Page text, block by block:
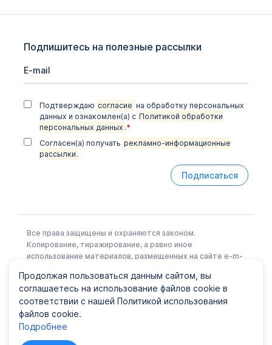
Zn, Mn, витамины B1, B5)
Комплексное исследование крови на
Cytomegalovirus, Epstein Barr Virus, Human
количественно
Комплексное исследование слюны на
Cytomegalovirus, Epstein Barr Virus, Human
Herpes Virus 6, ДНК [реал-тайм ПЦР],
количественно
Витамины и микроэлементы, влияющие на
состояние желудочно-кишечного тракта (K, Mg,
тяжёлых металлов и микроэлементов (40
показателей) в волосах/ногтях
регуляции функции поджелудочной железы и
углеводного обмена (Cr, K, Mn, Mg, Cu, Zn, Ni,
витамины A, B6)
Токсические микроэлементы (Cd, Hg, Pb) в
Подпишитесь на полезные рассылки
Подтверждаю согласие на обработку персональных
данных и ознакомлен(а) с Политикой обработки
персональных данных .*
Согласен(а) получать рекламно-информационные
рассылки .
Подписаться
Все права защищены и охраняются законом.
Копирование, тиражирование, а равно иное
использование материалов, размещенных на сайте e-m-
Правообладателя.
Политика конфиденциальности
© ООО EML, 2022 Лицензия № Л041-01148-78/00337441
Продолжая пользоваться данным сайтом, вы
соглашаетесь на использование файлов cookie в
соответствии с нашей Политикой использования
файлов cookie.
Подробнее